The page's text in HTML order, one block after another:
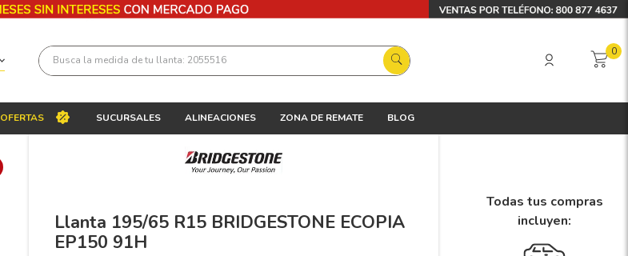
Busca la medida de tu llanta: 2055516 0
OFERTAS SUCURSALES ALINEACIONES ZONA DE REMATE BLOG
Llanta 195/65 R15 BRIDGESTONE ECOPIA
EP150 91H
Todas tus compras
incluyen:
Términos más buscados